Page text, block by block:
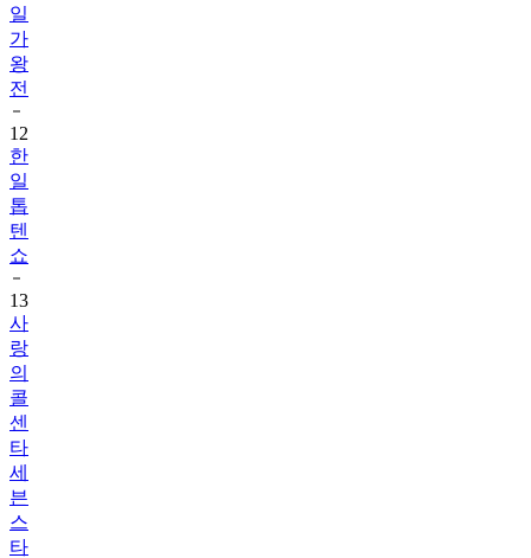
일
가
왕
전
12
한
일
톱
텐
쇼
13
사
랑
의
콜
센
타
세
븐
스
타